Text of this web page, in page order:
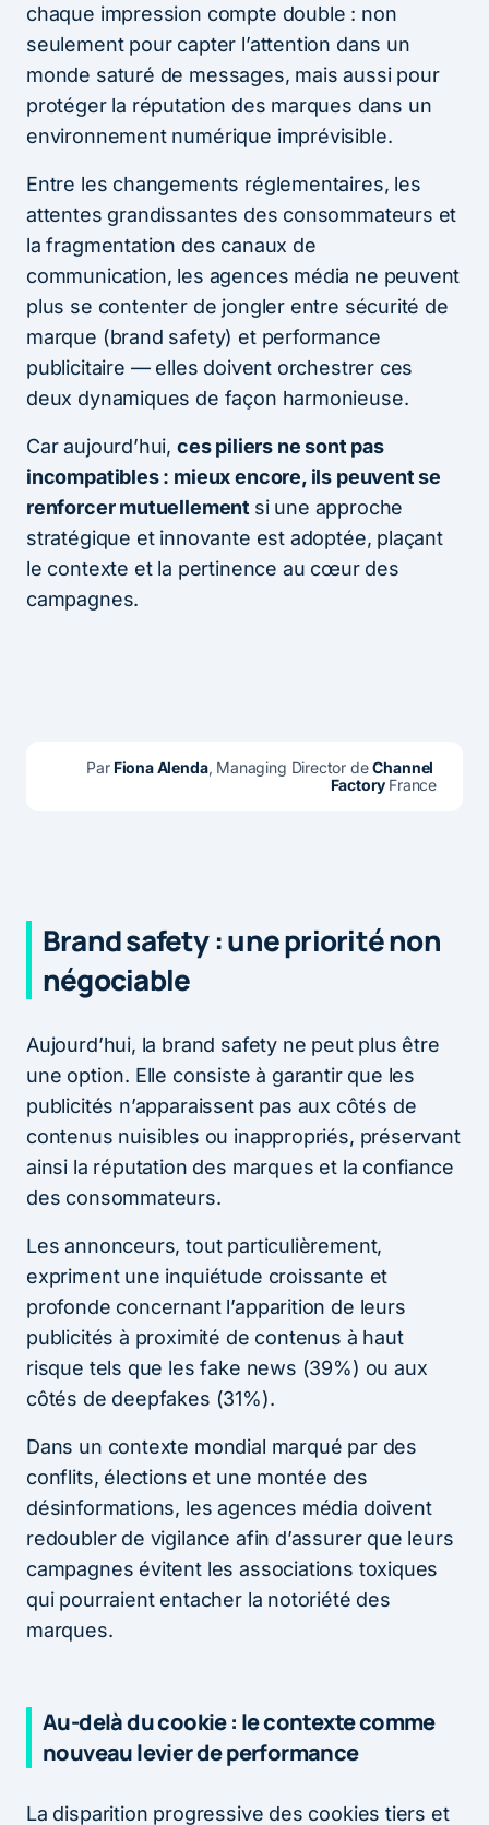
chaque impression compte double : non
seulement pour capter l’attention dans un
monde saturé de messages, mais aussi pour
protéger la réputation des marques dans un
environnement numérique imprévisible.
Entre les changements réglementaires, les
attentes grandissantes des consommateurs et
la fragmentation des canaux de
communication, les agences média ne peuvent
plus se contenter de jongler entre sécurité de
marque (brand safety) et performance
publicitaire — elles doivent orchestrer ces
deux dynamiques de façon harmonieuse.
Car aujourd’hui, ces piliers ne sont pas
incompatibles : mieux encore, ils peuvent se
renforcer mutuellement si une approche
stratégique et innovante est adoptée, plaçant
le contexte et la pertinence au cœur des
campagnes.
Par Fiona Alenda, Managing Director de Channel
Factory France
Brand safety : une priorité non
négociable
Aujourd’hui, la brand safety ne peut plus être
une option. Elle consiste à garantir que les
publicités n’apparaissent pas aux côtés de
contenus nuisibles ou inappropriés, préservant
ainsi la réputation des marques et la confiance
des consommateurs.
Les annonceurs, tout particulièrement,
expriment une inquiétude croissante et
profonde concernant l’apparition de leurs
publicités à proximité de contenus à haut
risque tels que les fake news (39%) ou aux
côtés de deepfakes (31%).
Dans un contexte mondial marqué par des
conflits, élections et une montée des
désinformations, les agences média doivent
redoubler de vigilance afin d’assurer que leurs
campagnes évitent les associations toxiques
qui pourraient entacher la notoriété des
marques.
Au-delà du cookie : le contexte comme
nouveau levier de performance
La disparition progressive des cookies tiers et